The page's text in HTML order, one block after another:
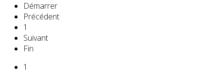
Démarrer
Précédent
1
Suivant
Fin
1